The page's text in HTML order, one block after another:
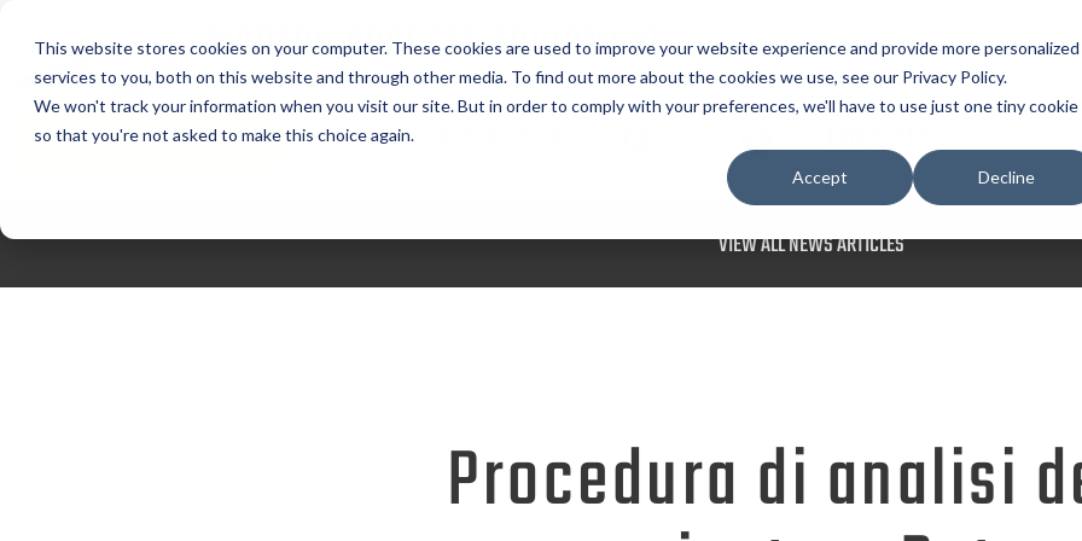
This website stores cookies on your computer. These cookies are used to improve your website experience and provide more personalized
services to you, both on this website and through other media. To find out more about the cookies we use, see our Privacy Policy.
We won't track your information when you visit our site. But in order to comply with your preferences, we'll have to use just one tiny cookie
so that you're not asked to make this choice again.
Accept Decline
MODERN PROCESS EQUIPMENT
CORPORATION
RICHIEDI PREVENTIVO RICHIEDI ASSISTENZA CONTATTO
VIEW ALL NEWS ARTICLES
Procedura di analisi